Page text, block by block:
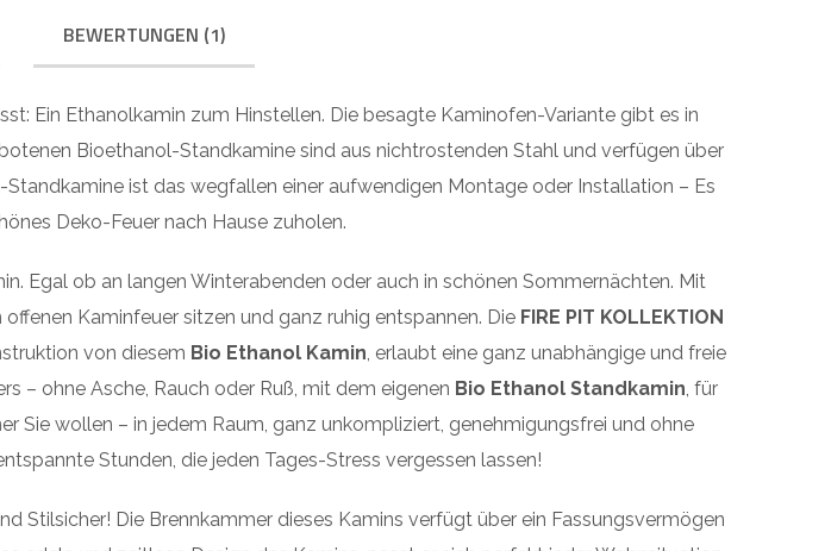
BEWERTUNGEN (1)
Ein Ethanolkamin zum Hinstellen. Die besagte Kaminofen-Variante gibt es in
Bioethanol-Standkamine sind aus nichtrostenden Stahl und verfügen über
ist das wegfallen einer aufwendigen Montage oder Installation – Es
Deko-Feuer nach Hause zuholen.
Egal ob an langen Winterabenden oder auch in schönen Sommernächten. Mit
Kaminfeuer sitzen und ganz ruhig entspannen. Die FIRE PIT KOLLEKTION
von diesem Bio Ethanol Kamin, erlaubt eine ganz unabhängige und freie
– ohne Asche, Rauch oder Ruß, mit dem eigenen Bio Ethanol Standkamin, für
Sie wollen – in jedem Raum, ganz unkompliziert, genehmigungsfrei und ohne
Stunden, die jeden Tages-Stress vergessen lassen!
Stilsicher! Die Brennkammer dieses Kamins verfügt über ein Fassungsvermögen